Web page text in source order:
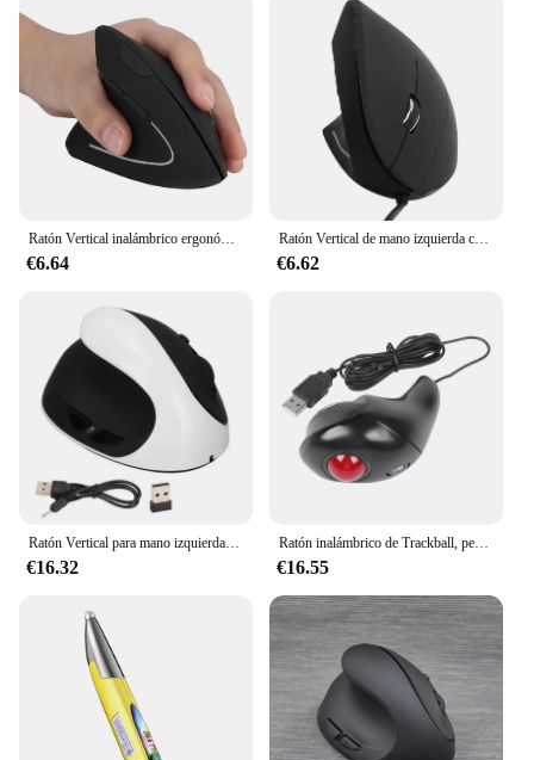
Ratón Vertical inalámbrico ergonómico para zurdos, 2,4G, 2000dpi, 6 botones, óptico, para ordenador portátil y de escritorio
€6.64
Ratón Vertical de mano izquierda con cable USB, óptico ergonómico, 800, 1200, 1600DPI, 6 teclas para PC, ordenador portátil y de escritorio
€6.62
Ratón Vertical para mano izquierda, inalámbrico, 2,4G, recargable, ergonómico, con adaptador USB, DPI ajustable para PC y portátil
€16.32
Ratón inalámbrico de Trackball, periférico ergonómico, portátil, para mano derecha e izquierda, con cable, USB, óptico, de mano, para PC, tableta, ordenador portátil
€16.55